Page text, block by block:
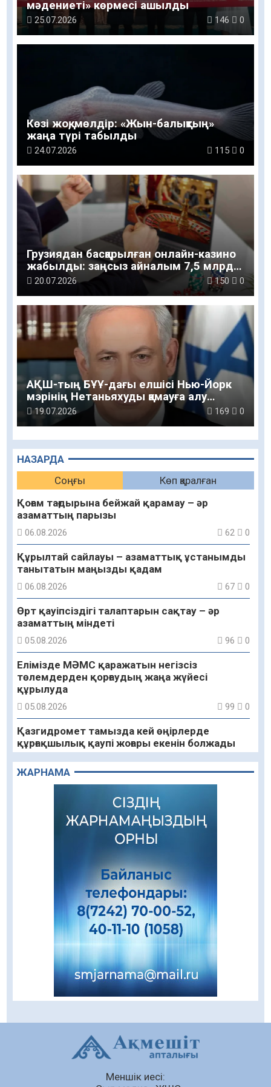
НАЗАРДА
Соңғы
Көп қаралған
Қоғам тағдырына бейжай қарамау – әр
азаматтың парызы
06.08.2026 62 0
Құрылтай сайлауы – азаматтық ұстанымды
танытатын маңызды қадам
06.08.2026 67 0
Өрт қауіпсіздігі талаптарын сақтау – әр
азаматтың міндеті
05.08.2026 96 0
Елімізде МӘМС қаражатын негізсіз
төлемдерден қорғаудың жаңа жүйесі
құрылуда
05.08.2026 99 0
Қазгидромет тамызда кей өңірлерде
құрғақшылық қаупі жоғары екенін болжады
05.08.2026 81 0
Алғашқы цифрлық жасанды интеллект
құралдарының таныстырылымы өтті
05.08.2026
«Қайрат» Чемпиондар лигасының іріктеуінде
«Левскиге» есе жіберді
«Ұлттық нақыш – заманауи панно» атты
шеберлік сағаты өтті
05.08.2026
Цифрландыру саласын дамыту аясында
салынатын жаңа орталықтың жобасы
талқыланды
05.08.2026
алу жөніндегі комитеттің Қызылорда
облысы бойынша департаментінің басшысы
тағайындалды
Қазақстандықтардың 72,3%-ы жаңа
ЖАРНАМА
мәдениеті» көрмесі ашылды
25.07.2026 146 0
Көзі жоқ, мөлдір: «Жын-балықтың»
жаңа түрі табылды
24.07.2026 115 0
Грузиядан басқарылған онлайн-казино
жабылды: заңсыз айналым 7,5 млрд
теңгеге жеткен
20.07.2026 150 0
АҚШ-тың БҰҰ-дағы елшісі Нью-Йорк
мэрінің Нетаньяхуды қамауға алу
туралы мәлімдемесін жоққа шығарды
19.07.2026 169 0
Меншік иесі: